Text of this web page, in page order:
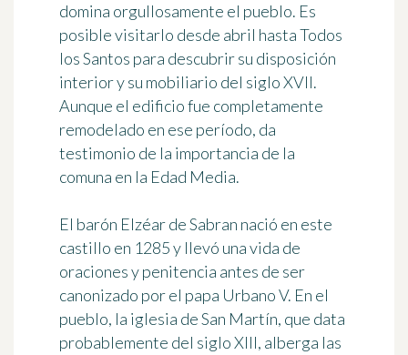
domina orgullosamente el pueblo. Es
posible visitarlo desde abril hasta Todos
los Santos para descubrir su disposición
interior y su mobiliario del siglo XVII.
Aunque el edificio fue completamente
remodelado en ese período, da
testimonio de la importancia de la
comuna en la Edad Media.
El barón Elzéar de Sabran nació en este
castillo en 1285 y llevó una vida de
oraciones y penitencia antes de ser
canonizado por el papa Urbano V. En el
pueblo, la iglesia de San Martín, que data
probablemente del siglo XIII, alberga las